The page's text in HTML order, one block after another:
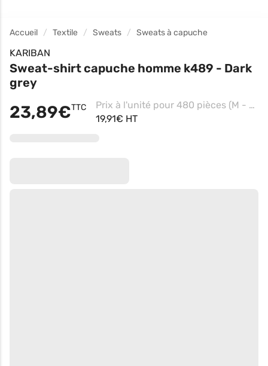
Accueil Textile Sweats Sweats à capuche
KARIBAN
Sweat-shirt capuche homme k489 - Dark
grey
23,89€TTC
Prix à l'unité pour 480 pièces (M - Black)
19,91€ HT